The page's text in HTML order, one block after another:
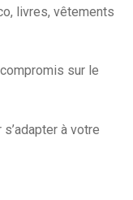
livres, vêtements
sur le
à votre